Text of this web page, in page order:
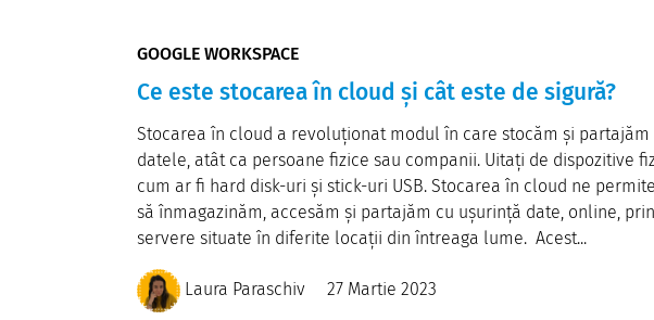
GOOGLE WORKSPACE
Ce este stocarea în cloud și cât este de sigură?
Stocarea în cloud a revoluționat modul în care stocăm și partajăm
datele, atât ca persoane fizice sau companii. Uitați de dispozitive
cum ar fi hard disk-uri și stick-uri USB. Stocarea în cloud ne
să înmagazinăm, accesăm și partajăm cu ușurință date, online, prin
servere situate în diferite locații din întreaga lume. Acest...
Laura Paraschiv 27 Martie 2023